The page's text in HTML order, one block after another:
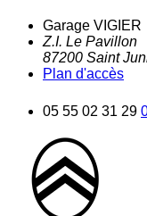
Garage VIGIER
Z.I. Le Pavillon
87200 Saint
Plan d'accès
05 55 02 31 29